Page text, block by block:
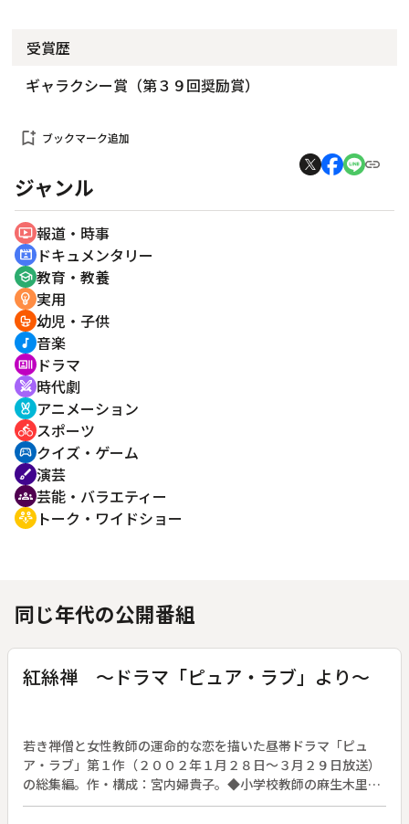
受賞歴
ギャラクシー賞（第３９回奨励賞）
bookmark_add ブックマーク追加
ジャンル
ondemand_video 報道・時事
cinematic_blur ドキュメンタリー
school 教育・教養
emoji_objects 実用
crib 幼児・子供
music_note 音楽
recent_actors ドラマ
swords 時代劇
cruelty_free アニメーション
directions_bike スポーツ
sports_esports クイズ・ゲーム
brush 演芸
groups 芸能・バラエティー
adaptive_audio_mic トーク・ワイドショー
同じ年代の公開番組
紅絲禅 ～ドラマ「ピュア・ラブ」より～
若き禅僧と女性教師の運命的な恋を描いた昼帯ドラマ「ピュ
ア・ラブ」第１作（２００２年１月２８日～３月２９日放送）
の総集編。作・構成：宮内婦貴子。◆小学校教師の麻生木里子
（小田茜）はある日、通勤途中に自転車で転んだところを、修